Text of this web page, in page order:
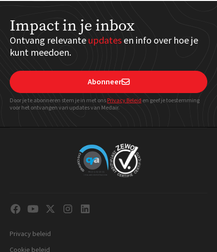
Impact in je inbox
Ontvang relevanteupdatesen info over hoe je
kunt meedoen.
Abonneer
Door je te abonneren stem je in met onsPrivacy Beleid en geefje toestemming
voor het ontvangen van updates van Medair.
Privacy beleid